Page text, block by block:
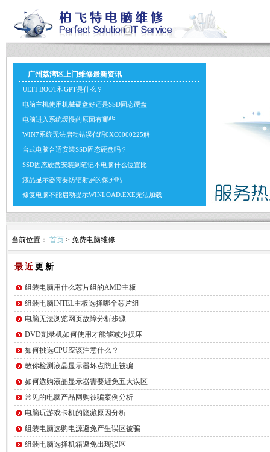
广州荔湾区上门维修最新资讯
UEFI BOOT和GPT是什么？
电脑主机使用机械硬盘好还是SSD固态硬盘
电脑进入系统缓慢的原因有哪些
WIN7系统无法启动错误代码0XC0000225解
台式电脑合适安装SSD固态硬盘吗？
SSD固态硬盘安装到笔记本电脑什么位置比
液晶显示器需要防辐射屏的保护吗
修复电脑不能启动提示WINLOAD.EXE无法加载
当前位置： 首页 > 免费电脑维修
最近 更新
组装电脑用什么芯片组的AMD主板
组装电脑INTEL主板选择哪个芯片组
电脑无法浏览网页故障分析步骤
DVD刻录机如何使用才能够减少损坏
如何挑选CPU应该注意什么？
教你检测液晶显示器坏点防止被骗
如何选购液晶显示器需要避免五大误区
常见的电脑产品网购被骗案例分析
电脑玩游戏卡机的隐藏原因分析
组装电脑选购电源避免产生误区被骗
组装电脑选择机箱避免出现误区